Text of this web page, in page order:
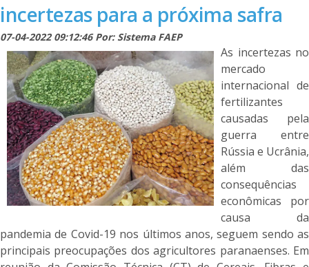
incertezas para a próxima safra
07-04-2022 09:12:46 Por: Sistema FAEP
As incertezas no
mercado
internacional de
fertilizantes
causadas pela
guerra entre
Rússia e Ucrânia,
além das
consequências
econômicas por
causa da
pandemia de Covid-19 nos últimos anos, seguem sendo as
principais preocupações dos agricultores paranaenses. Em